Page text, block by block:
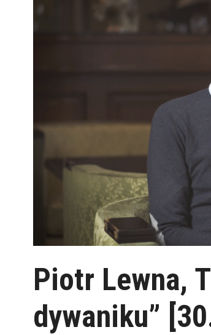
Piotr Lewna,
dywaniku”